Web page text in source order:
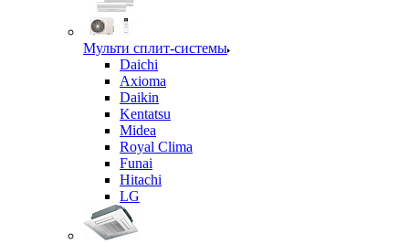
Мульти сплит-системы
Daichi
Axioma
Daikin
Kentatsu
Midea
Royal Clima
Funai
Hitachi
LG